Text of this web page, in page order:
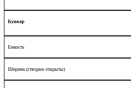
Бункер
Емкость
Ширина (створки открыты)